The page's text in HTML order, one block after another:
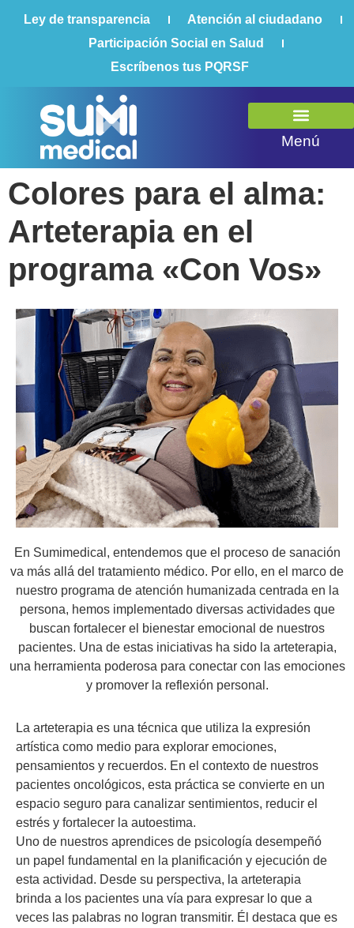
Ley de transparencia
Atención al ciudadano
Participación Social en Salud
Escríbenos tus PQRSF
Menú
Colores para el alma:
Arteterapia en el
programa «Con Vos»
En Sumimedical, entendemos que el proceso de sanación
va más allá del tratamiento médico. Por ello, en el marco de
nuestro programa de atención humanizada centrada en la
persona, hemos implementado diversas actividades que
buscan fortalecer el bienestar emocional de nuestros
pacientes. Una de estas iniciativas ha sido la arteterapia,
una herramienta poderosa para conectar con las emociones
y promover la reflexión personal.
La arteterapia es una técnica que utiliza la expresión
artística como medio para explorar emociones,
pensamientos y recuerdos. En el contexto de nuestros
pacientes oncológicos, esta práctica se convierte en un
espacio seguro para canalizar sentimientos, reducir el
estrés y fortalecer la autoestima.
Uno de nuestros aprendices de psicología desempeñó
un papel fundamental en la planificación y ejecución de
esta actividad. Desde su perspectiva, la arteterapia
brinda a los pacientes una vía para expresar lo que a
veces las palabras no logran transmitir. Él destaca que es